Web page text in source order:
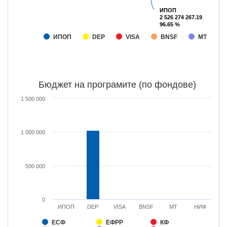
ИПОП
2 526 274 267.19
96.65 %
ИПОП
2 526 274 267.19
96.65 %
ИПОП DEP VISA BNSF МТ
Бюджет на програмите (по фондове)
ЕСФ ЕФРР
КФ
ИПОП DEP VISA BNSF МТ НИФ
0
500 000
1 000 000
1 500 000